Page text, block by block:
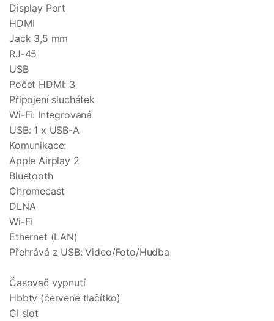
Display Port
HDMI
Jack 3,5 mm
RJ-45
USB
Počet HDMI: 3
Připojení sluchátek
Wi-Fi: Integrovaná
USB: 1 x USB-A
Komunikace:
Apple Airplay 2
Bluetooth
Chromecast
DLNA
Wi-Fi
Ethernet (LAN)
Přehrává z USB: Video/Foto/Hudba
Časovač vypnutí
Hbbtv (červené tlačítko)
CI slot